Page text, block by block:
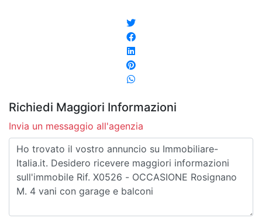
Richiedi Maggiori Informazioni
Invia un messaggio all'agenzia